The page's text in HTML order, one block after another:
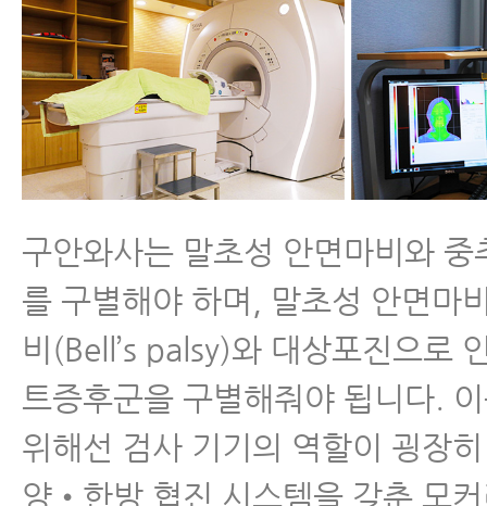
구안와사는 말초성 안면마비와 중
를 구별해야 하며, 말초성 안면마
비(Bell’s palsy)와 대상포진으로
트증후군을 구별해줘야 됩니다.
위해선 검사 기기의 역할이 굉장
양•한방 협진 시스템을 갖춘 모